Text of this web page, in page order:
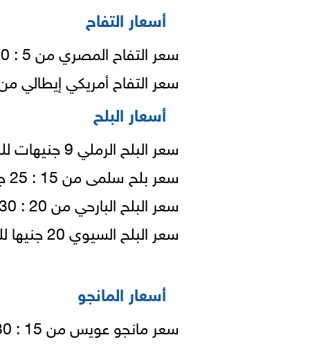
أسعار التفاح
سعر التفاح المصري من 5 : 10 جنيهًا للكيلو.
سعر التفاح أمريكي إيطالي من 17 : 23 جنيها
أسعار البلح
سعر البلح الرملي 9 جنيهات للكيلو.
سعر بلح سلمى من 15 : 25 جنيهًا.
سعر البلح البارحي من 20 : 30 جنيهًا.
سعر البلح السيوي 20 جنيها للكيلو.
أسعار المانجو
سعر مانجو عويس من 15 : 30 جنيه للكيلو.